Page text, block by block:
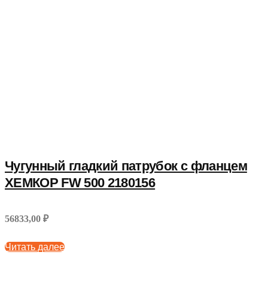
Чугунный гладкий патрубок с фланцем
ХЕМКОР FW 500 2180156
56833,00 ₽
Читать далее